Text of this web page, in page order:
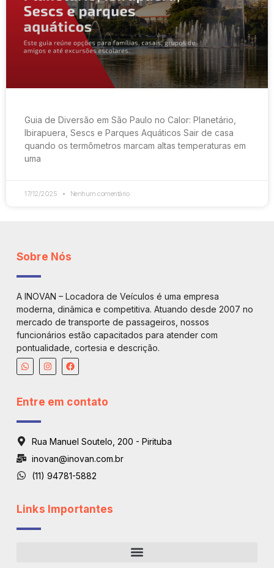
Guia de Diversão em São Paulo no Calor: Planetário,
Ibirapuera, Sescs e Parques Aquáticos Sair de casa
quando os termômetros marcam altas temperaturas em
uma
17/12/2025 Nenhum comentário
Sobre Nós
A INOVAN – Locadora de Veículos é uma empresa
moderna, dinâmica e competitiva. Atuando desde 2007 no
mercado de transporte de passageiros, nossos
funcionários estão capacitados para atender com
pontualidade, cortesia e descrição.
Entre em contato
Rua Manuel Soutelo, 200 - Pirituba
inovan@inovan.com.br
(11) 94781-5882
Links Importantes